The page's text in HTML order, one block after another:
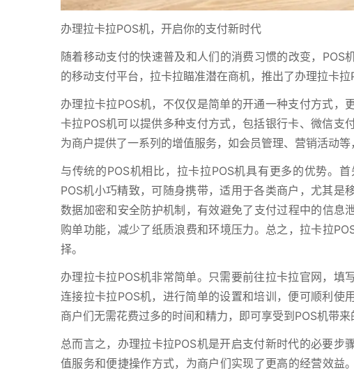
办理拉卡拉POS机，开启你的支付新时代
随着移动支付的快速普及和人们的消费习惯的改变，
的移动支付平台，拉卡拉瞄准潜在商机，推出了办理拉卡拉
办理拉卡拉POS机，不仅仅是简单的开通一种支付方式
卡拉POS机可以提供多种支付方式，包括银行卡、微信
为商户提供了一系列的增值服务，如会员管理、营销活动等
与传统的POS机相比，拉卡拉POS机具有更多的优势。
POS机小巧精致，可随身携带，适用于各类商户，尤其
数据加密和安全防护机制，有效避免了支付过程中的信息
购单功能，减少了纸质浪费和环境压力。总之，拉卡拉
择。
办理拉卡拉POS机非常简单。只需要前往拉卡拉官网，
连接拉卡拉POS机，进行简单的设置和培训，便可顺利
商户们无需花费过多的时间和精力，即可享受到POS机带来
总而言之，办理拉卡拉POS机是开启支付新时代的必要
值服务和便捷操作方式，为商户们实现了更高的经营效益